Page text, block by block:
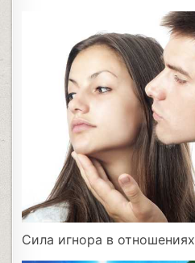
Сила игнора в отношениях